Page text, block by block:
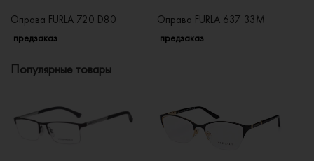
Оправа FURLA 720 D80
предзаказ
Оправа FURLA 637 33M
предзаказ
Популярные товары